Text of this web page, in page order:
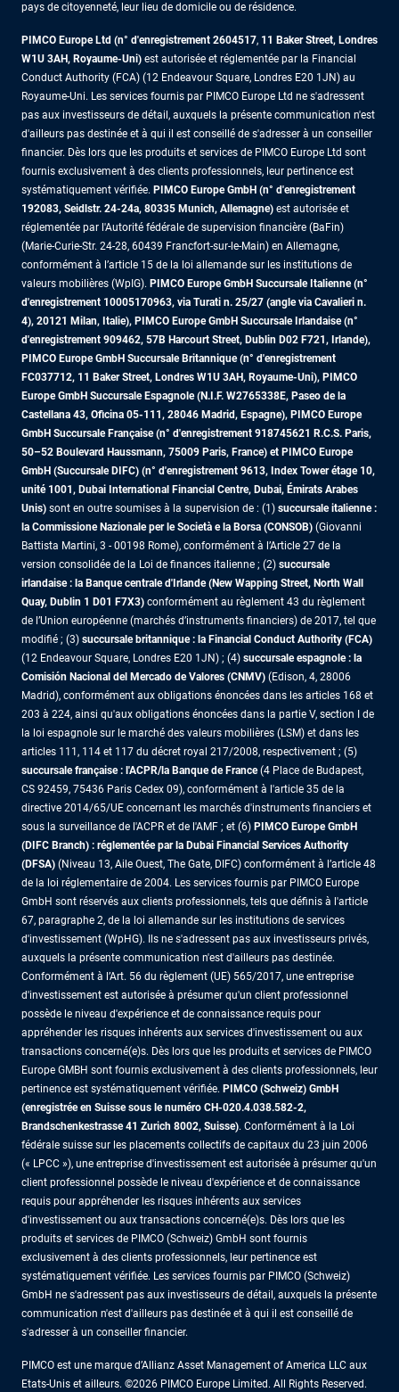
pays de citoyenneté, leur lieu de domicile ou de résidence.
PIMCO Europe Ltd (n° d'enregistrement 2604517, 11 Baker Street, Londres
W1U 3AH, Royaume-Uni) est autorisée et réglementée par la Financial
Conduct Authority (FCA) (12 Endeavour Square, Londres E20 1JN) au
Royaume-Uni. Les services fournis par PIMCO Europe Ltd ne s'adressent
pas aux investisseurs de détail, auxquels la présente communication n'est
d'ailleurs pas destinée et à qui il est conseillé de s'adresser à un conseiller
financier. Dès lors que les produits et services de PIMCO Europe Ltd sont
fournis exclusivement à des clients professionnels, leur pertinence est
systématiquement vérifiée. PIMCO Europe GmbH (n° d'enregistrement
192083, Seidlstr. 24-24a, 80335 Munich, Allemagne) est autorisée et
réglementée par l'Autorité fédérale de supervision financière (BaFin)
(Marie-Curie-Str. 24-28, 60439 Francfort-sur-le-Main) en Allemagne,
conformément à l’article 15 de la loi allemande sur les institutions de
valeurs mobilières (WpIG). PIMCO Europe GmbH Succursale Italienne (n°
d'enregistrement 10005170963, via Turati n. 25/27 (angle via Cavalieri n.
4), 20121 Milan, Italie), PIMCO Europe GmbH Succursale Irlandaise (n°
d'enregistrement 909462, 57B Harcourt Street, Dublin D02 F721, Irlande),
PIMCO Europe GmbH Succursale Britannique (n° d'enregistrement
FC037712, 11 Baker Street, Londres W1U 3AH, Royaume-Uni), PIMCO
Europe GmbH Succursale Espagnole (N.I.F. W2765338E, Paseo de la
Castellana 43, Oficina 05-111, 28046 Madrid, Espagne), PIMCO Europe
GmbH Succursale Française (n° d'enregistrement 918745621 R.C.S. Paris,
50–52 Boulevard Haussmann, 75009 Paris, France) et PIMCO Europe
GmbH (Succursale DIFC) (n° d'enregistrement 9613, Index Tower étage 10,
unité 1001, Dubai International Financial Centre, Dubai, Émirats Arabes
Unis) sont en outre soumises à la supervision de : (1) succursale italienne :
la Commissione Nazionale per le Società e la Borsa (CONSOB) (Giovanni
Battista Martini, 3 - 00198 Rome), conformément à l’Article 27 de la
version consolidée de la Loi de finances italienne ; (2) succursale
irlandaise : la Banque centrale d'Irlande (New Wapping Street, North Wall
Quay, Dublin 1 D01 F7X3) conformément au règlement 43 du règlement
de l’Union européenne (marchés d’instruments financiers) de 2017, tel que
modifié ; (3) succursale britannique : la Financial Conduct Authority (FCA)
(12 Endeavour Square, Londres E20 1JN) ; (4) succursale espagnole : la
Comisión Nacional del Mercado de Valores (CNMV) (Edison, 4, 28006
Madrid), conformément aux obligations énoncées dans les articles 168 et
203 à 224, ainsi qu'aux obligations énoncées dans la partie V, section I de
la loi espagnole sur le marché des valeurs mobilières (LSM) et dans les
articles 111, 114 et 117 du décret royal 217/2008, respectivement ; (5)
succursale française : l'ACPR/la Banque de France(4 Place de Budapest,
CS 92459, 75436 Paris Cedex 09), conformément à l'article 35 de la
directive 2014/65/UE concernant les marchés d'instruments financiers et
sous la surveillance de l'ACPR et de l'AMF ; et (6) PIMCO Europe GmbH
(DIFC Branch) : réglementée par la Dubai Financial Services Authority
(DFSA) (Niveau 13, Aile Ouest, The Gate, DIFC) conformément à l’article 48
de la loi réglementaire de 2004. Les services fournis par PIMCO Europe
GmbH sont réservés aux clients professionnels, tels que définis à l'article
67, paragraphe 2, de la loi allemande sur les institutions de services
d'investissement (WpHG). Ils ne s'adressent pas aux investisseurs privés,
auxquels la présente communication n'est d'ailleurs pas destinée.
Conformément à l’Art. 56 du règlement (UE) 565/2017, une entreprise
d'investissement est autorisée à présumer qu'un client professionnel
possède le niveau d'expérience et de connaissance requis pour
appréhender les risques inhérents aux services d'investissement ou aux
transactions concerné(e)s. Dès lors que les produits et services de PIMCO
Europe GMBH sont fournis exclusivement à des clients professionnels, leur
pertinence est systématiquement vérifiée. PIMCO (Schweiz) GmbH
(enregistrée en Suisse sous le numéro CH-020.4.038.582-2,
Brandschenkestrasse 41 Zurich 8002, Suisse). Conformément à la Loi
fédérale suisse sur les placements collectifs de capitaux du 23 juin 2006
(« LPCC »), une entreprise d'investissement est autorisée à présumer qu'un
client professionnel possède le niveau d'expérience et de connaissance
requis pour appréhender les risques inhérents aux services
d'investissement ou aux transactions concerné(e)s. Dès lors que les
produits et services de PIMCO (Schweiz) GmbH sont fournis
exclusivement à des clients professionnels, leur pertinence est
systématiquement vérifiée. Les services fournis par PIMCO (Schweiz)
GmbH ne s'adressent pas aux investisseurs de détail, auxquels la présente
communication n'est d'ailleurs pas destinée et à qui il est conseillé de
s'adresser à un conseiller financier.
PIMCO est une marque d’Allianz Asset Management of America LLC aux
Etats-Unis et ailleurs. ©2026 PIMCO Europe Limited. All Rights Reserved.